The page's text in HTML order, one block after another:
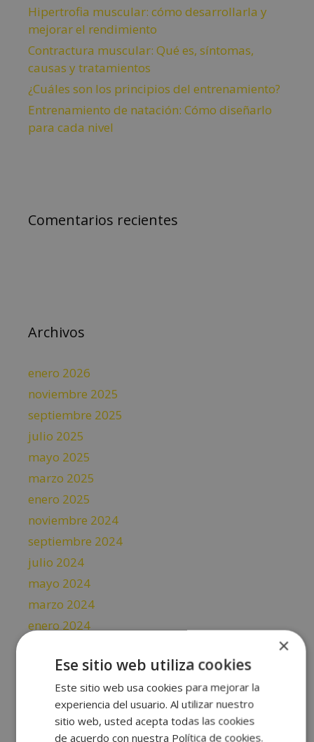
Hipertrofia muscular: cómo desarrollarla y
mejorar el rendimiento
Contractura muscular: Qué es, síntomas,
causas y tratamientos
¿Cuáles son los principios del entrenamiento?
Entrenamiento de natación: Cómo diseñarlo
para cada nivel
Comentarios recientes
Archivos
enero 2026
noviembre 2025
septiembre 2025
julio 2025
mayo 2025
marzo 2025
enero 2025
noviembre 2024
septiembre 2024
julio 2024
mayo 2024
marzo 2024
enero 2024
septiembre 2023
julio 2023
mayo 2023
abril 2023
×
Ese sitio web utiliza cookies
Este sitio web usa cookies para mejorar la
experiencia del usuario. Al utilizar nuestro
sitio web, usted acepta todas las cookies
de acuerdo con nuestra Política de cookies.